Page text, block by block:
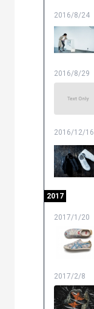
2016/8/24
2016/8/29
2016/12/16
2017
2017/1/20
2017/2/8